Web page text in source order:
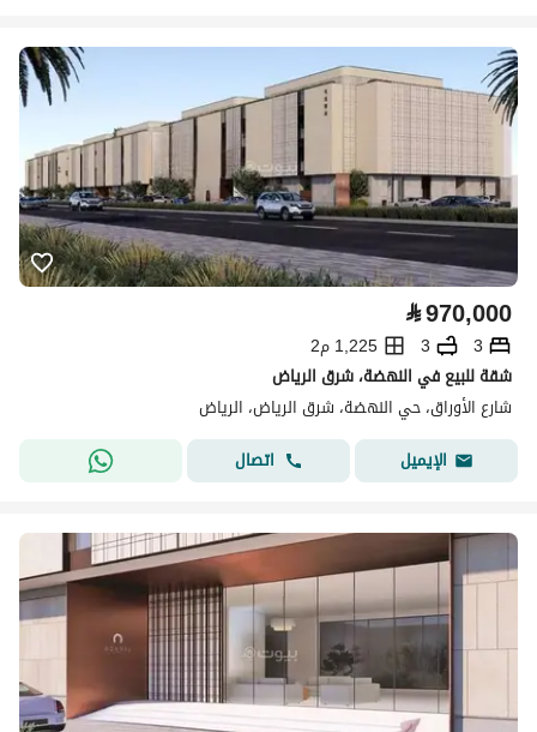
⃁970,000
3
3
1,225 م2
شقة للبيع في النهضة، شرق الرياض
شارع الأوراق، حي النهضة، شرق الرياض، الرياض
الإيميل
اتصال